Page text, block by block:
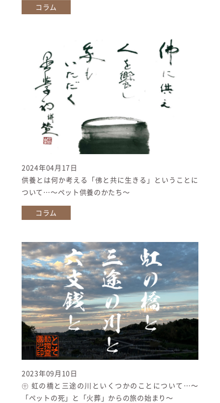
コラム
2024年04月17日
供養とは何か考える「佛と共に生きる」ということに
ついて…〜ペット供養のかたち〜
コラム
2023年09月10日
㊉ 虹の橋と三途の川といくつかのことについて…〜
「ペットの死」と「火葬」からの旅の始まり〜